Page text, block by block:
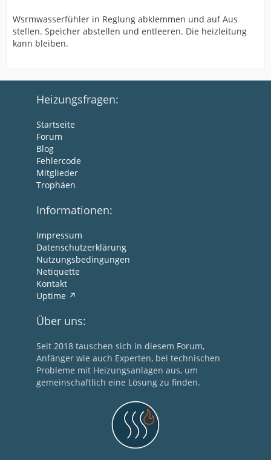
Wsrmwasserfühler in Reglung abklemmen und auf Aus
stellen. Speicher abstellen und entleeren. Die heizleitung
kann bleiben.
Heizungsfragen:
Startseite
Forum
Blog
Fehlercode
Mitglieder
Trophäen
Informationen:
Impressum
Datenschutzerklärung
Nutzungsbedingungen
Netiquette
Kontakt
Uptime
Über uns:
Seit 2018 tauschen sich in diesem Forum,
Anfänger wie auch Experten, bei technischen
Probleme mit Heizungsanlagen aus, um
gemeinschaftlich eine Lösung zu finden.